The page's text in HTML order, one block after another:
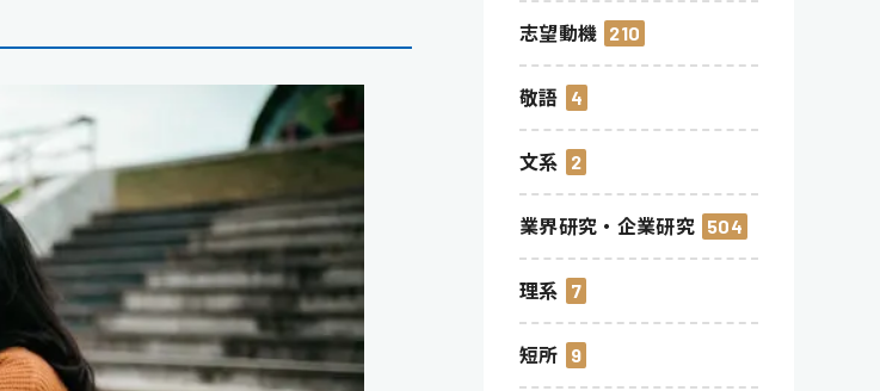
志望動機 210
敬語 4
文系 2
業界研究・企業研究 504
理系 7
短所 9